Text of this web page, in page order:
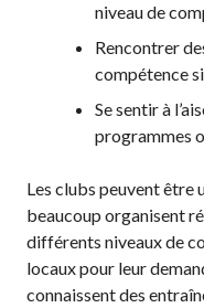
Informations sur le
programme
d’arbitrage
Avantages pour les
Adhésion –
Renouvèlement
niveau de
Rencontrer
compétence
Se sentir à
programmes
Les clubs peuvent être
beaucoup organisent
différents niveaux de
locaux pour leur
connaissent des